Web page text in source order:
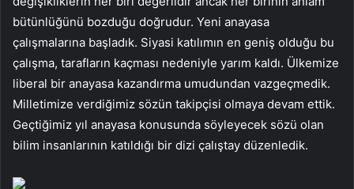
bütünlüğünü bozduğu doğrudur. Yeni anayasa
çalışmalarına başladık. Siyasi katılımın en geniş olduğu bu
çalışma, tarafların kaçması nedeniyle yarım kaldı. Ülkemize
liberal bir anayasa kazandırma umudundan vazgeçmedik.
Milletimize verdiğimiz sözün takipçisi olmaya devam ettik.
Geçtiğimiz yıl anayasa konusunda söyleyecek sözü olan
bilim insanlarının katıldığı bir dizi çalıştay düzenledik.